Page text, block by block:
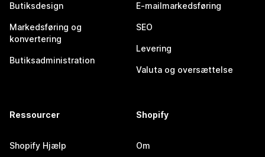
Butiksdesign
Markedsføring og
konvertering
Butiksadministration
E-mailmarkedsføring
SEO
Levering
Valuta og oversættelse
Ressourcer
Shopify Hjælp
Shopify
Om